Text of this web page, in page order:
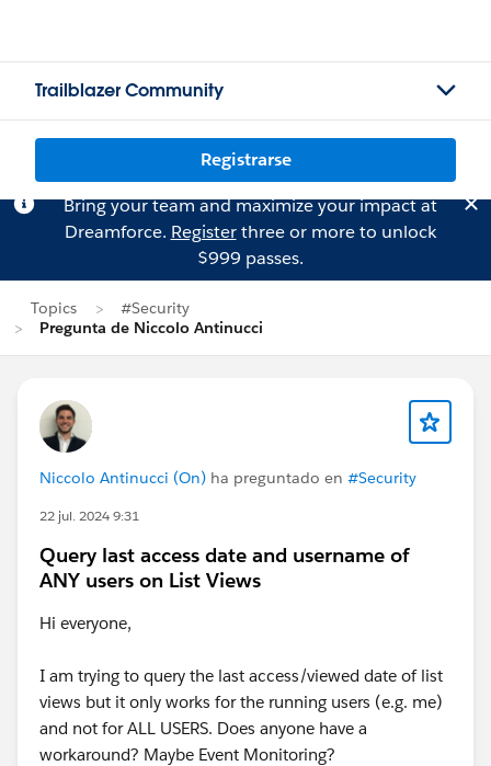
Trailblazer Community
Registrarse
Bring your team and maximize your impact at
Dreamforce. Registerthree or more to unlock
$999 passes.
Topics
#Security
Pregunta de Niccolo Antinucci
Niccolo Antinucci (On) ha preguntado en #Security
22 jul. 2024 9:31
Query last access date and username of
ANY users on List Views
Hi everyone,
I am trying to query the last access/viewed date of list
views but it only works for the running users (e.g. me)
and not for ALL USERS. Does anyone have a
workaround? Maybe Event Monitoring?